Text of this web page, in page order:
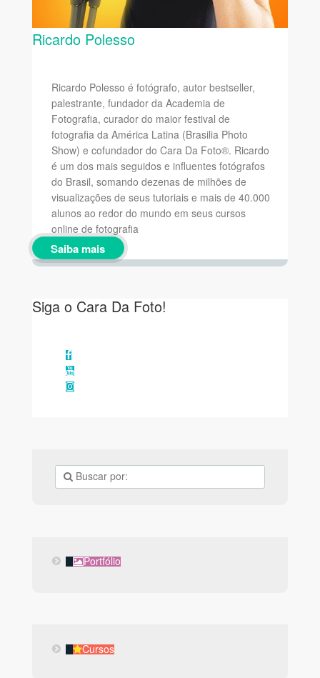
Ricardo Polesso
Ricardo Polesso é fotógrafo, autor bestseller,
palestrante, fundador da Academia de
Fotografia, curador do maior festival de
fotografia da América Latina (Brasilia Photo
Show) e cofundador do Cara Da Foto®. Ricardo
é um dos mais seguidos e influentes fotógrafos
do Brasil, somando dezenas de milhões de
visualizações de seus tutoriais e mais de 40.000
alunos ao redor do mundo em seus cursos
online de fotografia
Saiba mais
Siga o Cara Da Foto!
Facebook
YouTube
Instagram
PortfólioPortfólio
CursosCursos